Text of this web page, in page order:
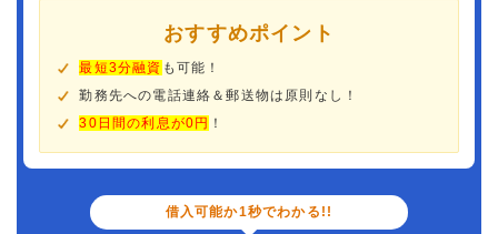
おすすめポイント
最短3分融資 も可能！
勤務先への電話連絡＆郵送物は原則なし！
30日間の利息が0円 ！
借入可能か1秒でわかる!!